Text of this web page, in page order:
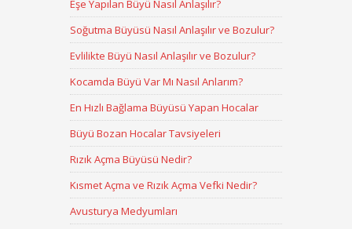
Eşe Yapılan Büyü Nasıl Anlaşılır?
Soğutma Büyüsü Nasıl Anlaşılır ve Bozulur?
Evlilikte Büyü Nasıl Anlaşılır ve Bozulur?
Kocamda Büyü Var Mı Nasıl Anlarım?
En Hızlı Bağlama Büyüsü Yapan Hocalar
Büyü Bozan Hocalar Tavsiyeleri
Rızık Açma Büyüsü Nedir?
Kısmet Açma ve Rızık Açma Vefki Nedir?
Avusturya Medyumları